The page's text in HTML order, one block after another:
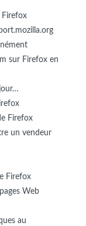
Firefox
sur Firefox en
Firefox
un vendeur
Firefox
Web
au